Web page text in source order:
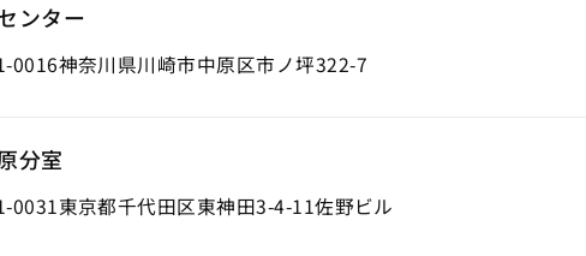
ンター
0016神奈川県川崎市中原区市ノ坪322-7
分室
0031東京都千代田区東神田3-4-11佐野ビル